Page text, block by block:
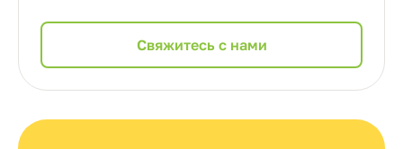
Cвяжитесь с нами